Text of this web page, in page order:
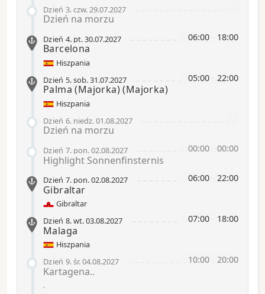
Dzień 3.czw.29.07.2027
Dzień na morzu
06:00 18:00
Dzień 4. pt.30.07.2027
Barcelona
Hiszpania
05:00 22:00
Dzień 5.sob.31.07.2027
Palma (Majorka)(Majorka)
Hiszpania
Dzień 6. niedz.01.08.2027
Dzień na morzu
00:00 00:00
Dzień 7. pon.02.08.2027
Highlight Sonnenfinsternis
06:00 22:00
Dzień 7. pon.02.08.2027
Gibraltar
Gibraltar
07:00 18:00
Dzień 8.wt.03.08.2027
Malaga
Hiszpania
10:00 20:00
Dzień 9.śr.04.08.2027
Kartagena..
.